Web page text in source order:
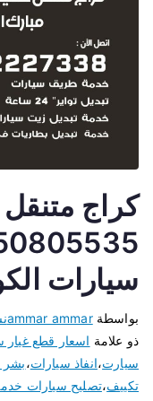
كراج متنقل
سيارات
بواسطةammar ammar
ذو علامة اسعار قطع غيار
سيارت،انفاذ سيارات،بشر
تكييف،تصليح سيارات